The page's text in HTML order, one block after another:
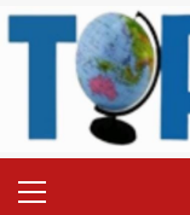
Skip
to
Menu